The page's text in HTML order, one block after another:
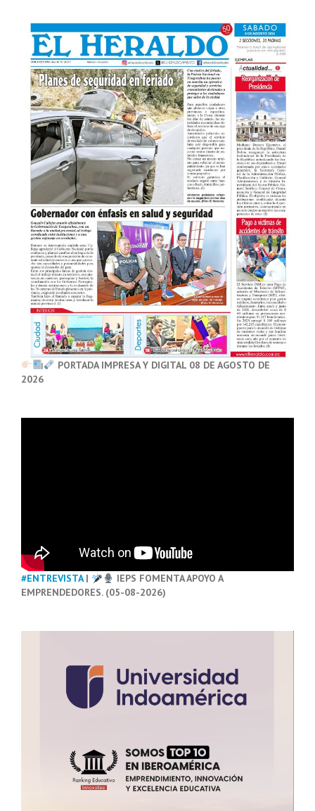
PORTADA IMPRESA Y DIGITAL 08 DE AGOSTO DE
2026
#ENTREVISTA|
IEPS FOMENTA APOYO A
EMPRENDEDORES. (05-08-2026)